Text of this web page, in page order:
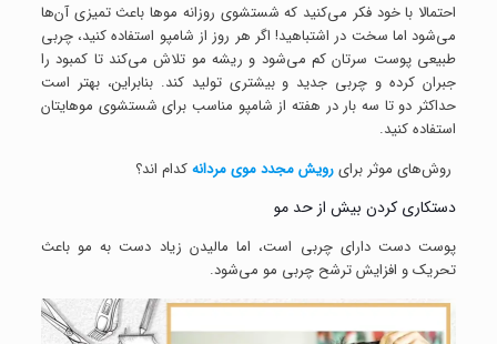
احتمالا با خود فکر می‌کنید که شستشوی روزانه موها باعث تمیزی آن‌ها
می‌شود اما سخت در اشتباهید! اگر هر روز از شامپو استفاده کنید، چربی
طبیعی پوست سرتان کم می‌شود و ریشه مو تلاش می‌کند تا کمبود را
جبران کرده و چربی جدید و بیشتری تولید کند. بنابراین، بهتر است
حداکثر دو تا سه بار در هفته از شامپو مناسب برای شستشوی موهایتان
استفاده کنید.
روش‌های موثر برایرویش مجدد موی مردانهکدام اند؟
دستکاری کردن بیش از حد مو
پوست دست دارای چربی است، اما مالیدن زیاد دست به مو باعث
تحریک و افزایش ترشح چربی مو می‌شود.